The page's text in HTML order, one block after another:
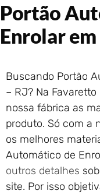
Portão
Enrolar
Buscando Portão
– RJ? Na
nossa fábrica as
produto. Só com a
os melhores
Automático de
outros detalhes
site. Por isso